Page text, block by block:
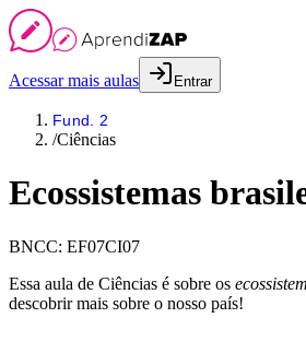
Acessar mais aulas Entrar
Fund. 2
/Ciências
Ecossistemas
BNCC: EF07CI07
Essa aula de Ciências é sobre os
descobrir mais sobre o nosso país!